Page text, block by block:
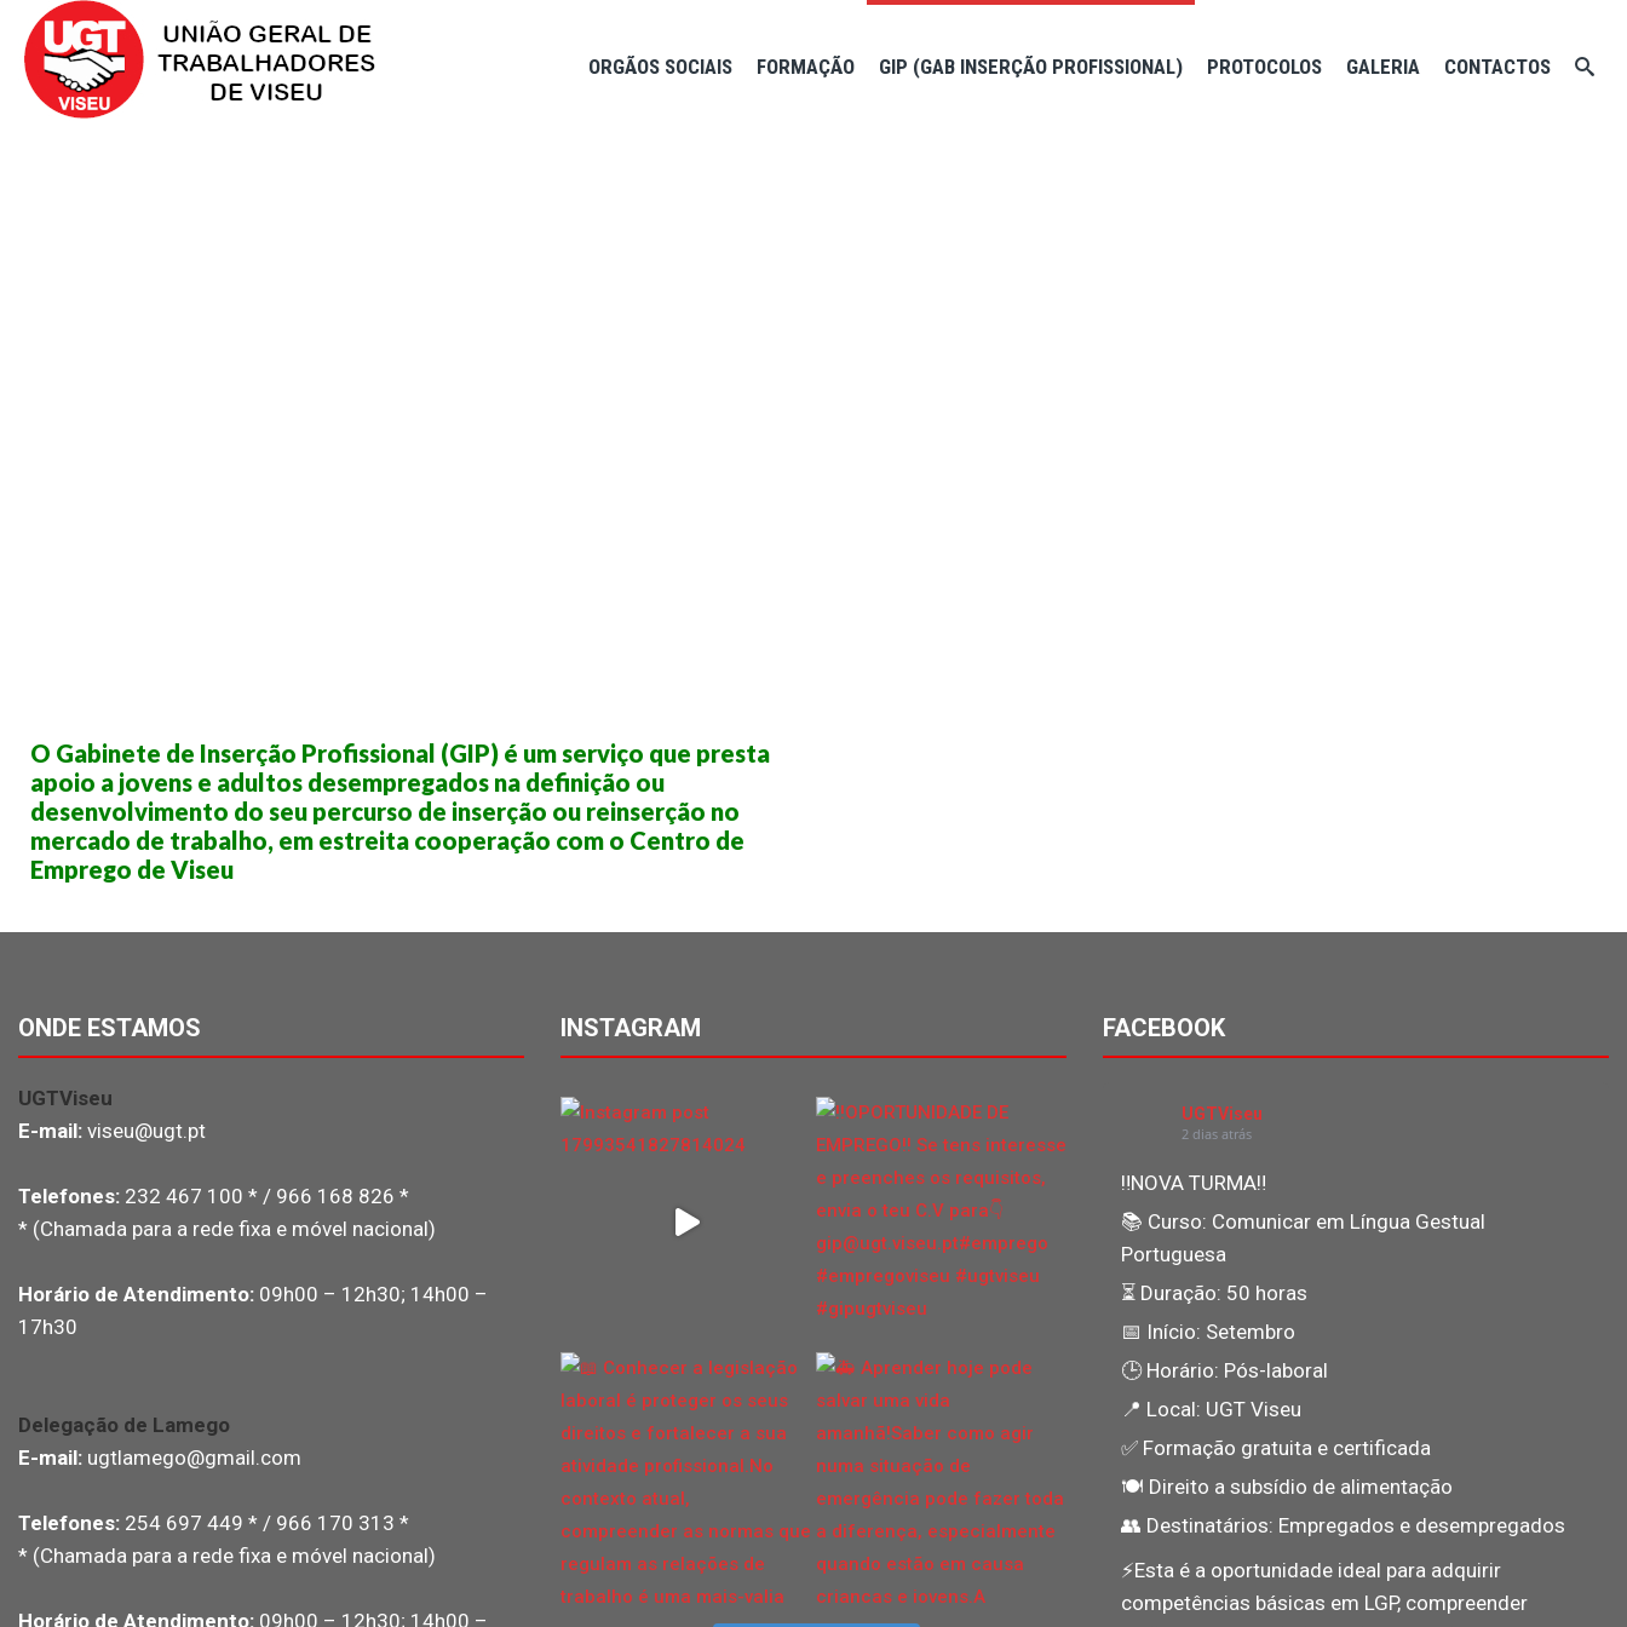
ORGÃOS SOCIAIS FORMAÇÃO GIP (GAB INSERÇÃO PROFISSIONAL) PROTOCOLOS GALERIA CONTACTOS
O Gabinete de Inserção Profissional (GIP) é um serviço que presta
apoio a jovens e adultos desempregados na definição ou
desenvolvimento do seu percurso de inserção ou reinserção no
mercado de trabalho, em estreita cooperação com o Centro de
Emprego de Viseu
ONDE ESTAMOS
UGTViseu
E-mail: viseu@ugt.pt
Telefones: 232 467 100 * / 966 168 826 *
* (Chamada para a rede fixa e móvel nacional)
Horário de Atendimento: 09h00 – 12h30; 14h00 –
17h30
Delegação de Lamego
E-mail: ugtlamego@gmail.com
Telefones: 254 697 449 * / 966 170 313 *
* (Chamada para a rede fixa e móvel nacional)
Horário de Atendimento: 09h00 – 12h30; 14h00 –
INSTAGRAM FACEBOOK
UGTViseu
2 dias atrás
‼NOVA TURMA‼
📚 Curso: Comunicar em Língua Gestual
Portuguesa
⏳ Duração: 50 horas
📅 Início: Setembro
🕒 Horário: Pós-laboral
📍 Local: UGT Viseu
✅ Formação gratuita e certificada
🍽️ Direito a subsídio de alimentação
👥 Destinatários: Empregados e desempregados
⚡️Esta é a oportunidade ideal para adquirir
competências básicas em LGP, compreender